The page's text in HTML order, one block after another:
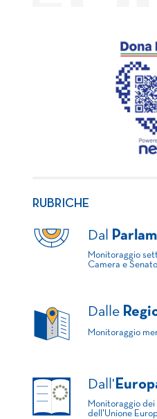
RUBRICHE
Dal
Monitoraggio
Camera e
Dalle
Monitoraggio
Dall'
Monitoraggio
dell'Unione